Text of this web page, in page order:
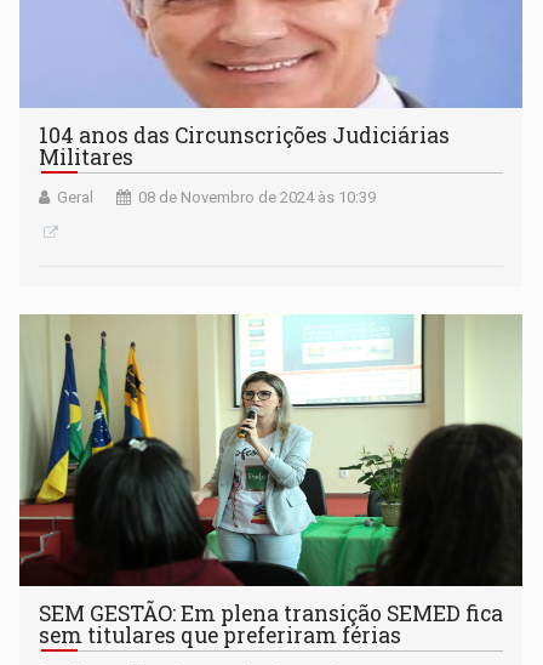
104 anos das Circunscrições Judiciárias
Militares
Geral 08 de Novembro de 2024 às 10:39
SEM GESTÃO: Em plena transição SEMED fica
sem titulares que preferiram férias